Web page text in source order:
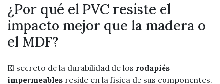
¿Por qué el PVC resiste el
impacto mejor que la madera o
el MDF?
El secreto de la durabilidad de los rodapiés
impermeables reside en la física de sus componentes.